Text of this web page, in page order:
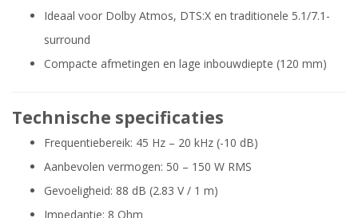
Ideaal voor Dolby Atmos, DTS:X en traditionele 5.1/7.1-
surround
Compacte afmetingen en lage inbouwdiepte (120 mm)
Technische specificaties
Frequentiebereik: 45 Hz – 20 kHz (-10 dB)
Aanbevolen vermogen: 50 – 150 W RMS
Gevoeligheid: 88 dB (2.83 V / 1 m)
Impedantie: 8 Ohm